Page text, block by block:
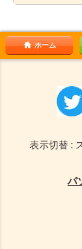
ホーム
表示切替 :
パ